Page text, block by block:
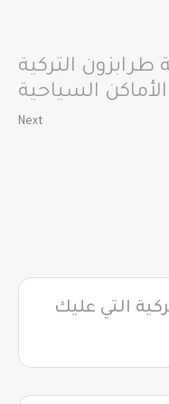
التركية
السياحية
Next
التي عليك